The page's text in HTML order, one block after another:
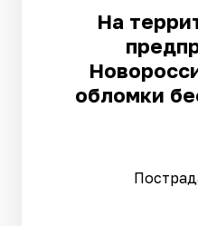
На
обломки